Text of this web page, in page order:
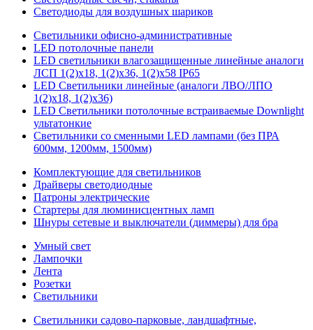
Светодиоды для воздушных шариков
Светильники офисно-административные
LED потолочные панели
LED светильники влагозащищенные линейные аналоги
ЛСП 1(2)х18, 1(2)х36, 1(2)х58 IP65
LED Светильники линейные (аналоги ЛВО/ЛПО
1(2)х18, 1(2)х36)
LED Светильники потолочные встраиваемые Downlight
ультатонкие
Светильники со сменными LED лампами (без ПРА
600мм, 1200мм, 1500мм)
Комплектующие для светильников
Драйверы светодиодные
Патроны электрические
Стартеры для люминисцентных ламп
Шнуры сетевые и выключатели (диммеры) для бра
Умный свет
Лампочки
Лента
Розетки
Светильники
Светильники садово-парковые, ландшафтные,